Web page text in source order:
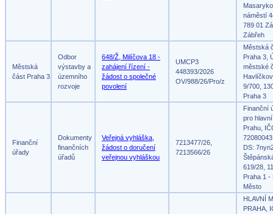
náměstí
789 01
Zábřeh
Městská
část Praha 3
Odbor
výstavby a
územního
rozvoje
648/Ž, Milíčova 18 -
zahájení řízení -
žádost o společné
povolení
UMCP3
448393/2026
OV/988/26/Pro/z
Městská
Praha 3,
městské
9/700,
Praha 3
Finanční
úřady
Dokumenty
finančních
úřadů
Veřejná vyhláška,
žádost o doručení
veřejnou vyhláškou
7213477/26,
7213566/26
Finanční
pro
Prahu,
72080043
DS:
619/28,
Praha 1 -
Město
HLAVNÍ
PRAHA,